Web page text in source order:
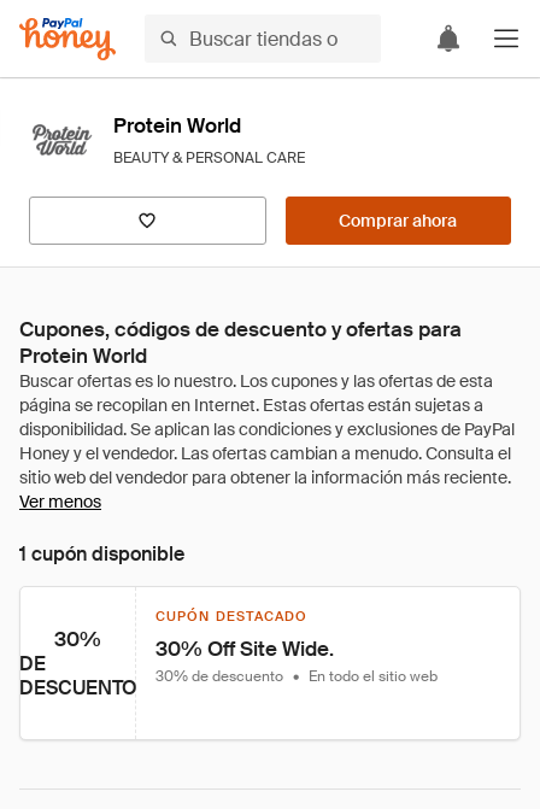
Protein World
BEAUTY & PERSONAL CARE
Comprar ahora
Cupones, códigos de descuento y ofertas para
Protein World
Ver menos
1 cupón disponible
30%
DE
DESCUENTO
CUPÓN DESTACADO
30% Off Site Wide.
30% de descuento • En todo el sitio web